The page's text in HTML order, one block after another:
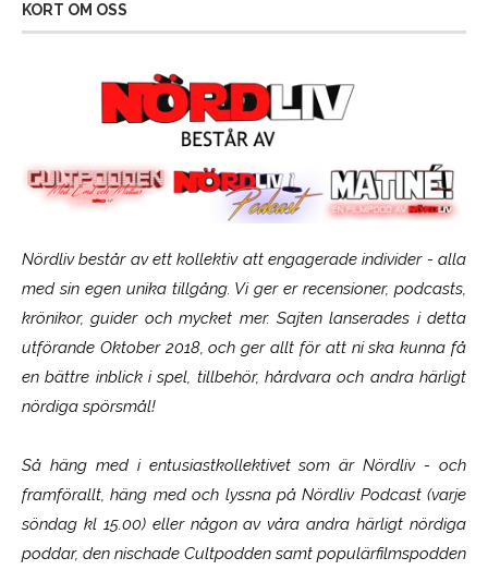
KORT OM OSS
Nördliv består av ett kollektiv att engagerade individer - alla
med sin egen unika tillgång. Vi ger er recensioner, podcasts,
krönikor, guider och mycket mer. Sajten lanserades i detta
utförande Oktober 2018, och ger allt för att ni ska kunna få
en bättre inblick i spel, tillbehör, hårdvara och andra härligt
nördiga spörsmål!
Så häng med i entusiastkollektivet som ärNördliv- och
framförallt, häng med och lyssna på Nördliv Podcast (varje
söndag kl 15.00) eller någon av våra andra härligt nördiga
poddar, den nischade Cultpodden samt populärfilmspodden